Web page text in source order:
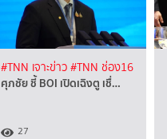
#TNN เจาะข่าว#TNN ช่อง16
ศุภชัย ชี้ BOI เปิดเฉิงตู เชื่…
27